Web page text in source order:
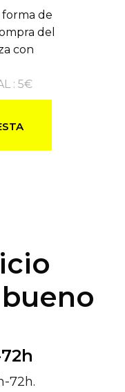
de
del
con
: 5€
72h.